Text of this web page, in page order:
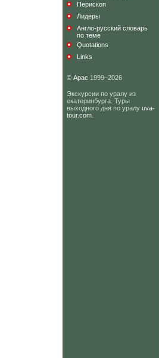
Перископ
Лидеры
Англо-русский словарь
по теме
Quotations
Links
© Арас 1999–2026
Экскурсии по уралу из
екатеринбурга. Туры
выходного дня по уралу uva-
tour.com